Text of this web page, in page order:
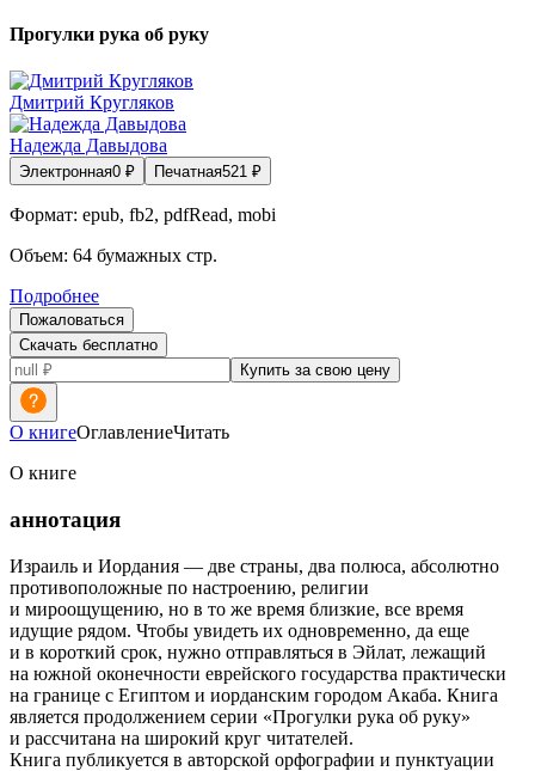
Прогулки рука об руку
Дмитрий Кругляков
Надежда Давыдова
Электронная0 ₽ Печатная521 ₽
Формат: epub, fb2, pdfRead, mobi
Объем: 64 бумажных стр.
Подробнее
Пожаловаться
Скачать бесплатно
Купить за свою цену
О книгеОглавлениеЧитать
О книге
аннотация
Израиль и Иордания — две страны, два полюса, абсолютно
противоположные по настроению, религии
и мироощущению, но в то же время близкие, все время
идущие рядом. Чтобы увидеть их одновременно, да еще
и в короткий срок, нужно отправляться в Эйлат, лежащий
на южной оконечности еврейского государства практически
на границе с Египтом и иорданским городом Акаба. Книга
является продолжением серии «Прогулки рука об руку»
и рассчитана на широкий круг читателей.
Книга публикуется в авторской орфографии и пунктуации